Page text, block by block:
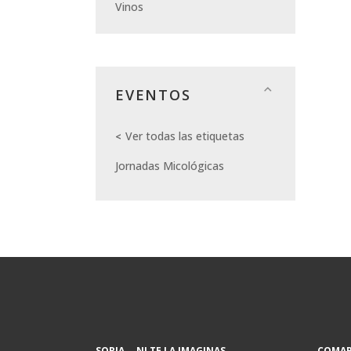
Vinos
EVENTOS
Ver todas las etiquetas
Jornadas Micológicas